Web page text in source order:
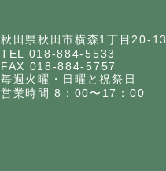
秋田県秋田市横森1丁目20-13
TEL 018-884-5533
FAX 018-884-5757
毎週火曜・日曜と祝祭日
営業時間 8：00〜17：00